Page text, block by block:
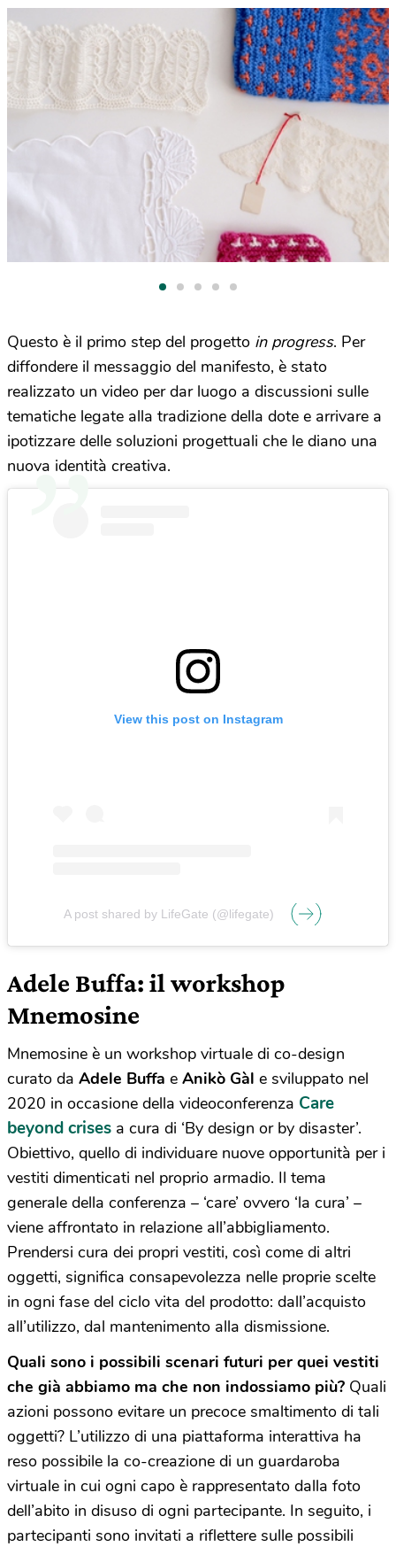
Questo è il primo step del progetto in progress. Per
diffondere il messaggio del manifesto, è stato
realizzato un video per dar luogo a discussioni sulle
tematiche legate alla tradizione della dote e arrivare a
ipotizzare delle soluzioni progettuali che le diano una
nuova identità creativa.
View this post on Instagram
A post shared by LifeGate (@lifegate)
Adele Buffa: il workshop
Mnemosine
Mnemosine è un workshop virtuale di co-design
curato da Adele Buffa e Anikò Gàl e sviluppato nel
2020 in occasione della videoconferenza Care
beyond crises a cura di ‘By design or by disaster’.
Obiettivo, quello di individuare nuove opportunità per i
vestiti dimenticati nel proprio armadio. Il tema
generale della conferenza – ‘care’ ovvero ‘la cura’ –
viene affrontato in relazione all’abbigliamento.
Prendersi cura dei propri vestiti, così come di altri
oggetti, significa consapevolezza nelle proprie scelte
in ogni fase del ciclo vita del prodotto: dall’acquisto
all’utilizzo, dal mantenimento alla dismissione.
Quali sono i possibili scenari futuri per quei vestiti
che già abbiamo ma che non indossiamo più? Quali
azioni possono evitare un precoce smaltimento di tali
oggetti? L’utilizzo di una piattaforma interattiva ha
reso possibile la co-creazione di un guardaroba
virtuale in cui ogni capo è rappresentato dalla foto
dell’abito in disuso di ogni partecipante. In seguito, i
partecipanti sono invitati a riflettere sulle possibili